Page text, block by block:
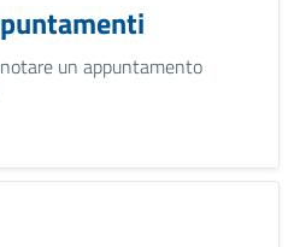
un appuntamento